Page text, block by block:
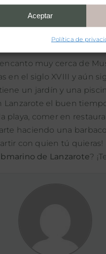
Aceptar
Política de
equipo de buceo, ni
9:30 a 16:30 la última
Lanzarote
muy cerca de
en el siglo XVIII y aún
un jardín y una
el buen
playa, comer en
haciendo una
con quien tú quieras!
de Lanzarote?